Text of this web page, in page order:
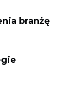
branżę